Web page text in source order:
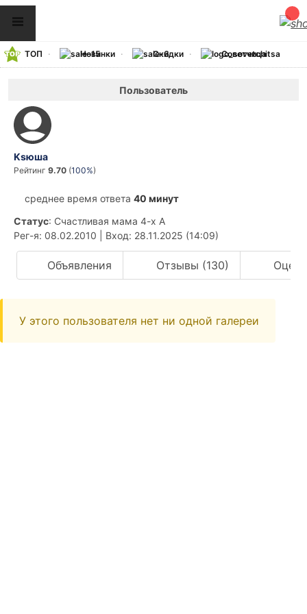
ТОП Новинки Скидки Советчица
Пользователь
Ksюша
Рейтинг 9.70 (100%)
среднее время ответа 40 минут
Статус: Счастливая мама 4-х А
Рег-я: 08.02.2010 Вход: 28.11.2025 (14:09)
Объявления Отзывы (130)
У этого пользователя нет ни одной галереи